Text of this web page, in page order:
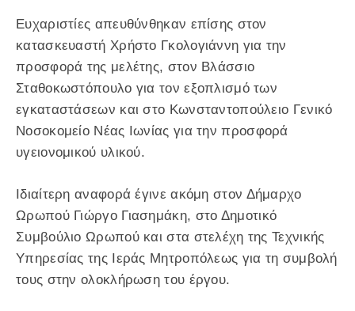
Ευχαριστίες απευθύνθηκαν επίσης στον
κατασκευαστή Χρήστο Γκολογιάννη για την
προσφορά της μελέτης, στον Βλάσσιο
Σταθοκωστόπουλο για τον εξοπλισμό των
εγκαταστάσεων και στο Κωνσταντοπούλειο Γενικό
Νοσοκομείο Νέας Ιωνίας για την προσφορά
υγειονομικού υλικού.
Ιδιαίτερη αναφορά έγινε ακόμη στον Δήμαρχο
Ωρωπού Γιώργο Γιασημάκη, στο Δημοτικό
Συμβούλιο Ωρωπού και στα στελέχη της Τεχνικής
Υπηρεσίας της Ιεράς Μητροπόλεως για τη συμβολή
τους στην ολοκλήρωση του έργου.